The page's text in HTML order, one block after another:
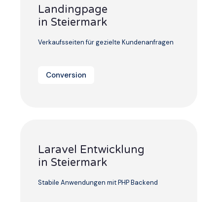
Landingpage
in Steiermark
Verkaufsseiten für gezielte Kundenanfragen
Conversion
Laravel Entwicklung
in Steiermark
Stabile Anwendungen mit PHP Backend